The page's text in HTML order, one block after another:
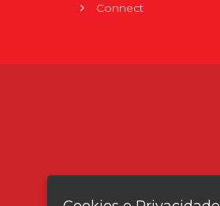
Connect